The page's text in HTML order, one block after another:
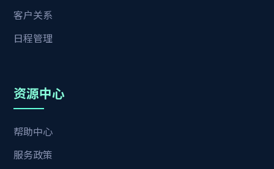
客户关系
日程管理
资源中心
帮助中心
服务政策